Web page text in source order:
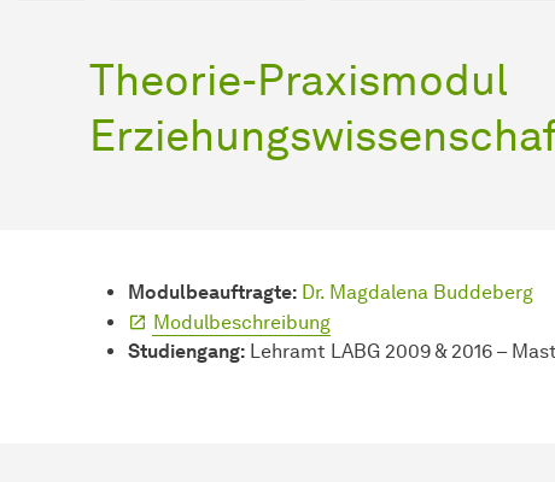
Theorie-Praxismodul
Modulbeauftragte: Dr. Magdalena Buddeberg
Modulbeschreibung
Studiengang: Lehramt LABG 2009 & 2016 –